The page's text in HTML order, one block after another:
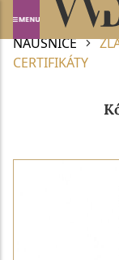
Domů
NÁUŠNICE
CERTIFIKÁTY